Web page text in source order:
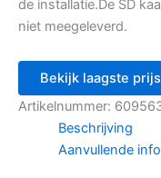
de installatie.De SD
niet meegeleverd.
Bekijk laagste prijs
Artikelnummer:
Beschrijving
Aanvullende